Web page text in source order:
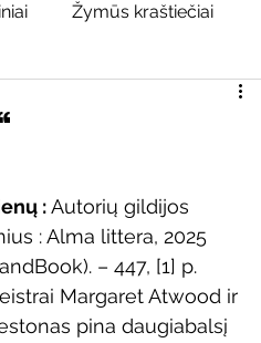
Žymūs kraštiečiai
Kilnojamos parodos
Naujos knygos vaikams
: Autorių gildijos
: Alma littera, 2025
– 447, [1] p.
Margaret Atwood ir
pina daugiabalsį